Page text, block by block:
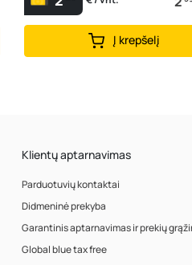
Į krepšelį
Klientų aptarnavimas
Parduotuvių kontaktai
Didmeninė prekyba
Garantinis aptarnavimas ir prekių
Global blue tax free